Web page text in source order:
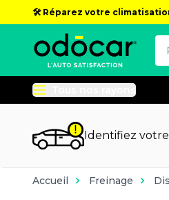
🛠️ Réparez votre
Tous nos rayons
Identifiez
Accueil Freinage